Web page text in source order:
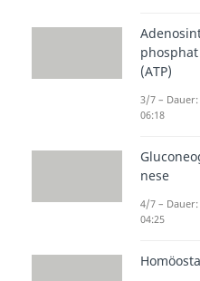
zur
Atmung
phosphat
(ATP)
3/7 – Dauer:
06:18
nese
4/7 – Dauer:
04:25